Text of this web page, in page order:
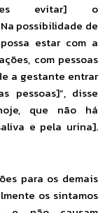
evitar] o
possibilidade de
estar com a
com pessoas
a gestante entrar
pessoas]”, disse
que não há
e pela urina].
para os demais
os sintamos